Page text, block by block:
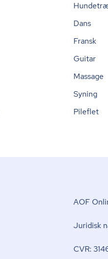
Dans
Fransk
Guitar
Massage
Syning
Pileflet
AOF
Juridisk
CVR: